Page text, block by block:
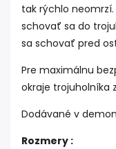
tak rýchlo
schovať sa do
sa schovať pred
Pre maximálnu
okraje trojuholníka
Dodávané v
Rozmery :